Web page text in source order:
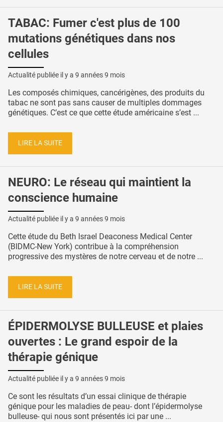
TABAC: Fumer c'est plus de 100
mutations génétiques dans nos
cellules
Actualité publiée il y a 9 années 9 mois
Les composés chimiques, cancérigènes, des produits du
tabac ne sont pas sans causer de multiples dommages
génétiques. C’est ce que cette étude américaine s’est ...
LIRE LA SUITE
NEURO: Le réseau qui maintient la
conscience humaine
Actualité publiée il y a 9 années 9 mois
Cette étude du Beth Israel Deaconess Medical Center
(BIDMC-New York) contribue à la compréhension
progressive des mystères de notre cerveau et de notre ...
LIRE LA SUITE
ÉPIDERMOLYSE BULLEUSE et plaies
ouvertes : Le grand espoir de la
thérapie génique
Actualité publiée il y a 9 années 9 mois
Ce sont les résultats d’un essai clinique de thérapie
génique pour les maladies de peau- dont l’épidermolyse
bulleuse- qui nous sont présentés ici par une ...